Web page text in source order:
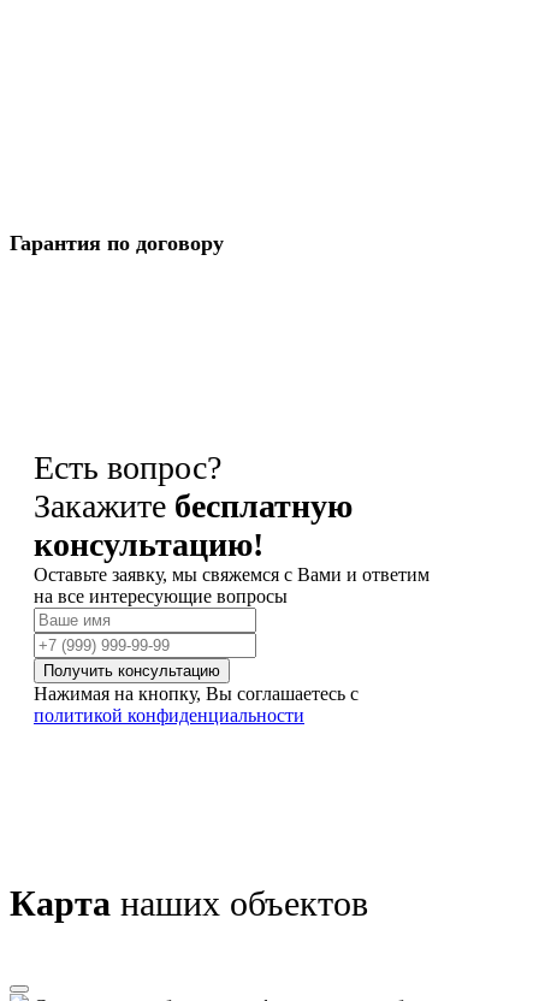
Гарантия по договору
Есть вопрос?
Закажите бесплатную
консультацию!
Оставьте заявку, мы свяжемся с Вами и ответим
на все интересующие вопросы
Получить консультацию
Нажимая на кнопку, Вы соглашаетесь с
политикой конфиденциальности
Карта наших объектов